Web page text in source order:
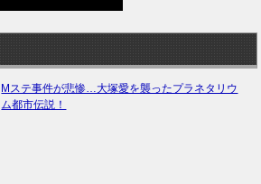
Mステ事件が悲惨…大塚愛を襲ったプラネタリウ
ム都市伝説！